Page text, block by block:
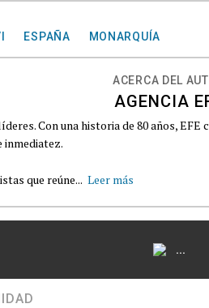
ESPAÑA MONARQUÍA
ACERCA DEL
AGENCIA
Con una historia de 80 años, EFE
inmediatez.
que reúne... Leer más
...